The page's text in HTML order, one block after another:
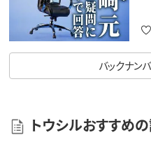
バックナン
トウシルおすすめ